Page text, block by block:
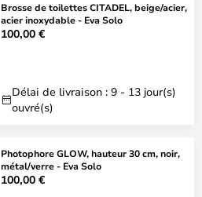
Brosse de toilettes CITADEL, beige/acier,
acier inoxydable - Eva Solo
100,00 €
Délai de livraison : 9 - 13 jour(s)
ouvré(s)
Photophore GLOW, hauteur 30 cm, noir,
métal/verre - Eva Solo
100,00 €